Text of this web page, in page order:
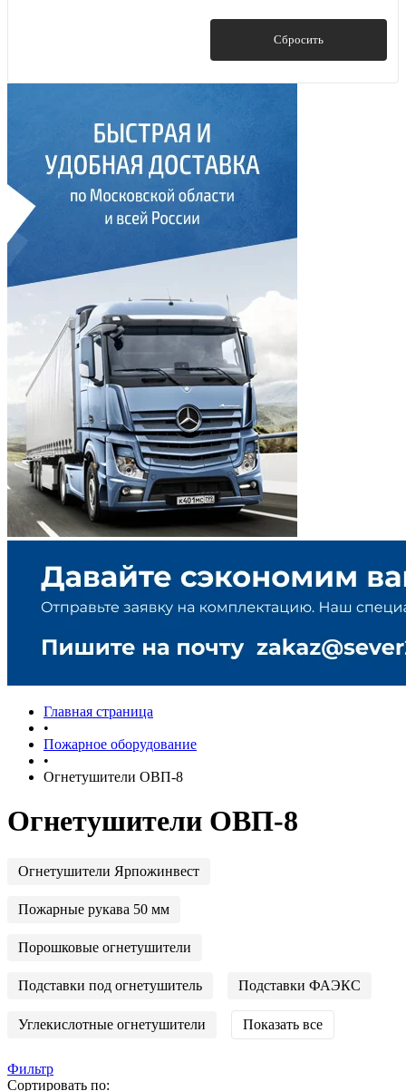
Сбросить
Главная страница
•
Пожарное оборудование
•
Огнетушители ОВП-8
Огнетушители ОВП-8
Огнетушители Ярпожинвест
Пожарные рукава 50 мм
Порошковые огнетушители
Подставки под огнетушитель Подставки ФАЭКС
Углекислотные огнетушители Показать все
Фильтр
Сортировать по: